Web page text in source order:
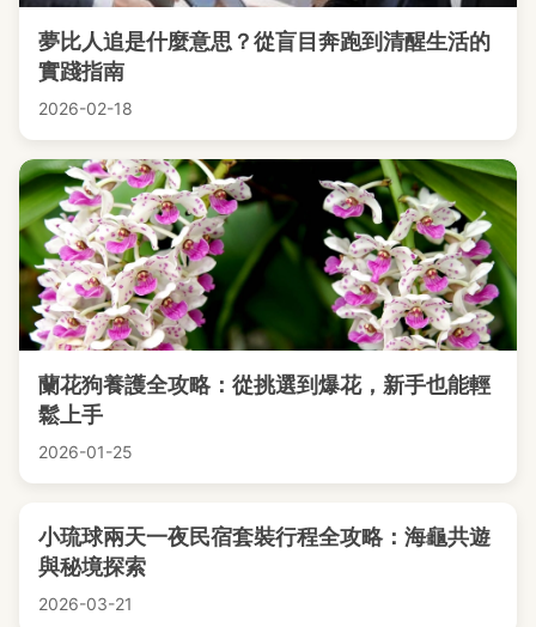
夢比人追是什麼意思？從盲目奔跑到清醒生活的
實踐指南
2026-02-18
蘭花狗養護全攻略：從挑選到爆花，新手也能輕
鬆上手
2026-01-25
小琉球兩天一夜民宿套裝行程全攻略：海龜共遊
與秘境探索
2026-03-21